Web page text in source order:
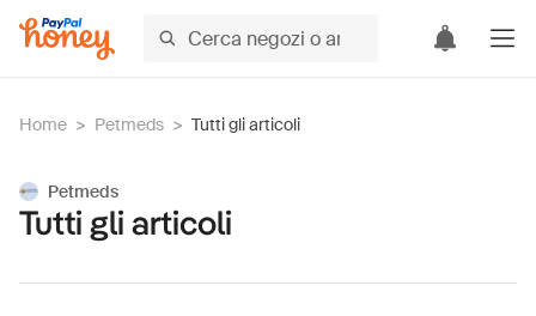
Home > Petmeds > Tutti gli articoli
Petmeds
Tutti gli articoli